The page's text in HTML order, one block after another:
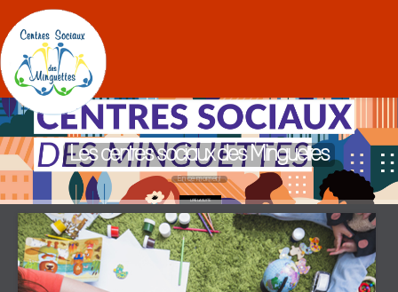
Les centres sociaux des Minguettes
En ce moment
LIRE LA SUITE